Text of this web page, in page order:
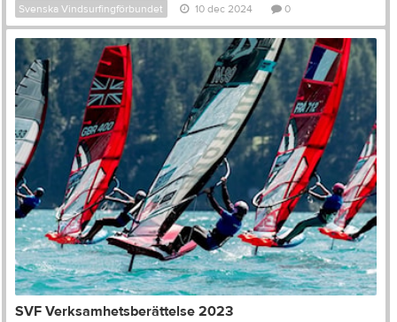
Svenska Vindsurfingförbundet 10 dec 2024 0
SVF Verksamhetsberättelse 2023